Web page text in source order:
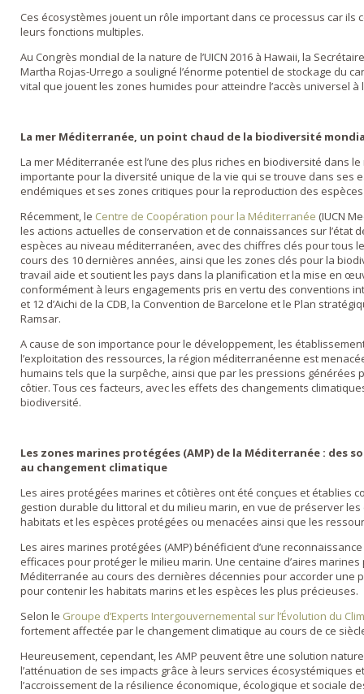
Ces écosystèmes jouent un rôle important dans ce processus car ils
leurs fonctions multiples.
Au Congrès mondial de la nature de l’UICN 2016 à Hawaii, la
Martha Rojas-Urrego a souligné l’énorme potentiel de stockage du
vital que jouent les zones humides pour atteindre l’accès universel à
La mer Méditerranée, un point chaud de la biodiversité
La mer Méditerranée est l’une des plus riches en biodiversité dans
importante pour la diversité unique de la vie qui se trouve dans ses
endémiques et ses zones critiques pour la reproduction des
Récemment, le Centre de Coopération pour la Méditerranée (IUCN
les actions actuelles de conservation et de connaissances sur l’état
espèces au niveau méditerranéen, avec des chiffres clés pour tous
cours des 10 dernières années, ainsi que les zones clés pour la
travail aide et soutient les pays dans la planification et la mise en
conformément à leurs engagements pris en vertu des conventions
et 12 d’Aichi de la CDB, la Convention de Barcelone et le Plan
Ramsar.
A cause de son importance pour le développement, les
l’exploitation des ressources, la région méditerranéenne est
humains tels que la surpêche, ainsi que par les pressions générées
côtier. Tous ces facteurs, avec les effets des changements
biodiversité.
Les zones marines protégées (AMP) de la Méditerranée : des
au changement climatique
Les aires protégées marines et côtières ont été conçues et établies
gestion durable du littoral et du milieu marin, en vue de préserver
habitats et les espèces protégées ou menacées ainsi que les
Les aires marines protégées (AMP) bénéficient d’une
efficaces pour protéger le milieu marin. Une centaine d’aires
Méditerranée au cours des dernières décennies pour accorder une
pour contenir les habitats marins et les espèces les plus précieuses.
Selon le Groupe d’Experts Intergouvernemental sur l’Évolution du
fortement affectée par le changement climatique au cours de ce
Heureusement, cependant, les AMP peuvent être une solution
l’atténuation de ses impacts grâce à leurs services écosystémiques
l’accroissement de la résilience économique, écologique et sociale